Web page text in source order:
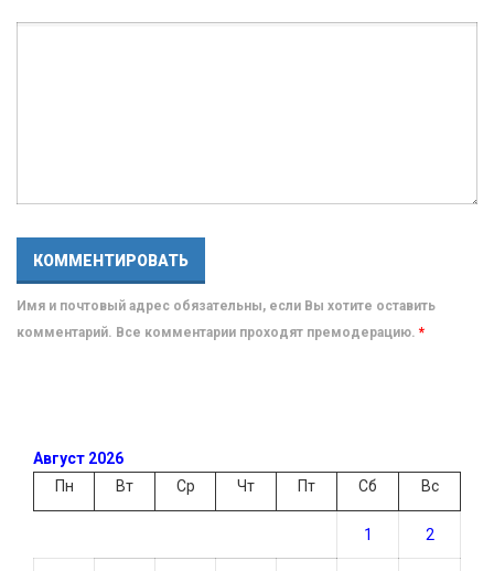
Имя и почтовый адрес обязательны, если Вы хотите оставить
комментарий. Все комментарии проходят премодерацию. *
Август 2026
Пн
Вт Ср Чт Пт Сб Вс
1 2